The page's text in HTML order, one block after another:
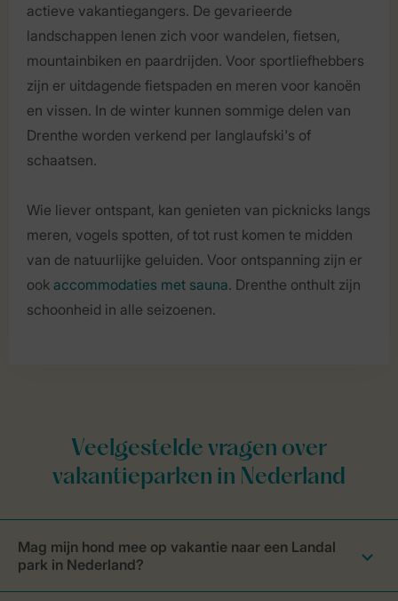
actieve vakantiegangers. De gevarieerde
landschappen lenen zich voor wandelen, fietsen,
mountainbiken en paardrijden. Voor sportliefhebbers
zijn er uitdagende fietspaden en meren voor kanoën
en vissen. In de winter kunnen sommige delen van
Drenthe worden verkend per langlaufski's of
schaatsen.
Wie liever ontspant, kan genieten van picknicks langs
meren, vogels spotten, of tot rust komen te midden
van de natuurlijke geluiden. Voor ontspanning zijn er
ook accommodaties met sauna. Drenthe onthult zijn
schoonheid in alle seizoenen.
Mag mijn hond mee op vakantie naar een Landal
park in Nederland?